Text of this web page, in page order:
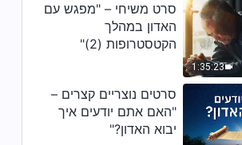
שיר ומחול – "מלכותו של המשיח
מתממשת בקרב בני האדם"
שיר ומחול – "אלוהים הביא תהילתו
למזרח"
1:35:23
סרט משיחי – "מפגש עם
האדון במהלך
הקטסטרופות (2)"
סרטים נוצריים קצרים –
"האם אתם יודעים איך
יבוא האדון?"